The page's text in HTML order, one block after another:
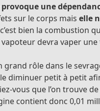
une
sur le corps mais elle
bien la combustion
vapoteur devra vaper
grand rôle dans le
diminuer petit à petit
vous que l’on trouve
contient donc 0,01